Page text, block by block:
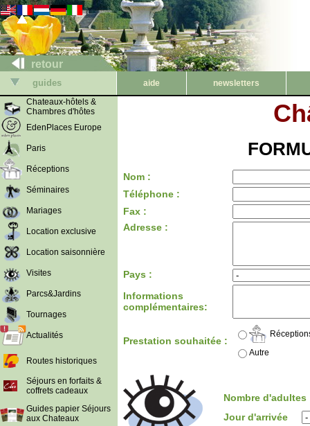
retour
guides aide
newsletters
Chateaux-hôtels &
Chambres d'hôtes
EdenPlaces Europe
Paris
Réceptions
Séminaires
Mariages
Location exclusive
Location saisonnière
Visites
Parcs&Jardins
Tournages
Actualités
Routes historiques
Séjours en forfaits &
coffrets cadeaux
Guides papier Séjours
aux Chateaux
Nom :
Téléphone :
Fax :
Adresse :
Pays :
Informations
complémentaires:
Prestation souhaitée :
Autre
Nombre
Jour d'arrivée